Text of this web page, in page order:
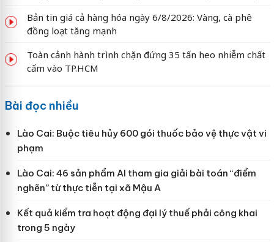
Bản tin giá cả hàng hóa ngày 6/8/2026: Vàng, cà phê
đồng loạt tăng mạnh
Toàn cảnh hành trình chặn đứng 35 tấn heo nhiễm chất
cấm vào TP.HCM
Bài đọc nhiều
Lào Cai: Buộc tiêu hủy 600 gói thuốc bảo vệ thực vật vi
phạm
Lào Cai: 46 sản phẩm AI tham gia giải bài toán “điểm
nghẽn” từ thực tiễn tại xã Mậu A
Kết quả kiểm tra hoạt động đại lý thuế phải công khai
trong 5 ngày